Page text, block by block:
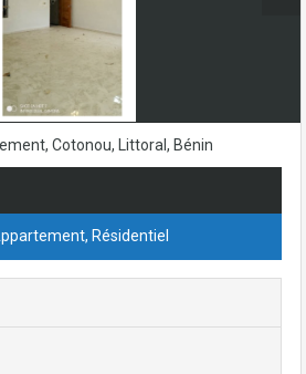
Cotonou, Littoral, Bénin
Résidentiel